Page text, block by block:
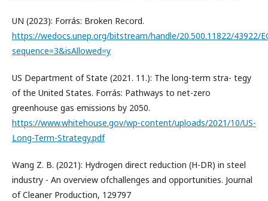
UN (2023): Forrás: Broken Record.
https://wedocs.unep.org/bitstream/handle/20.500.11822/43922/
sequence=3&isAllowed=y
US Department of State (2021. 11.): The long-term stra- tegy
of the United States. Forrás: Pathways to net-zero
greenhouse gas emissions by 2050.
https://www.whitehouse.gov/wp-content/uploads/2021/10/US-
Long-Term-Strategy.pdf
Wang Z. B. (2021): Hydrogen direct reduction (H-DR) in steel
industry - An overview ofchallenges and opportunities. Journal
of Cleaner Production, 129797